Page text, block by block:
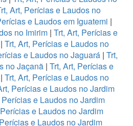
Art, Perícias e Laudos no
e Laudos em Iguatemi |
no Imirim | Trt, Art, Perícias e
Trt, Art, Perícias e Laudos no
e Laudos no Jaguará | Trt,
no Jaçanã| Trt, Art, Perícias e
Trt, Art, Perícias e Laudos no
Perícias e Laudos no Jardim
Perícias e Laudos no Jardim
e Laudos no Jardim
e Laudos no Jardim